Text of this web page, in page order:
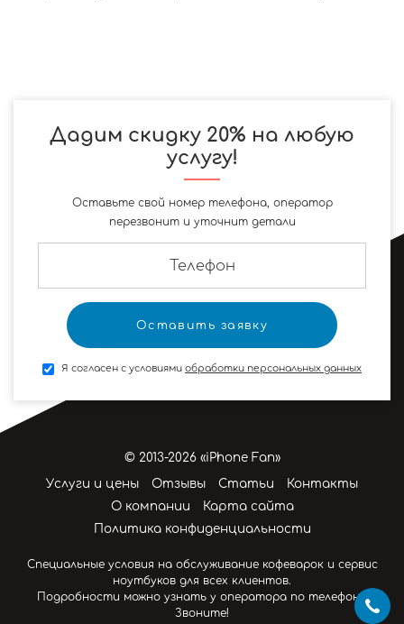
Дадим скидку 20% на любую
услугу!
Оставьте свой номер телефона, оператор
перезвонит и уточнит детали
Я согласен с условиями обработки персональных данных
© 2013-2026 «iPhone Fan»
Услуги и цены
Отзывы Статьи
Контакты
О компании
Карта сайта
Политика конфиденциальности
Специальные условия на обслуживание кофеварок и сервис
ноутбуков для всех клиентов.
Подробности можно узнать у оператора по телефону.
Звоните!